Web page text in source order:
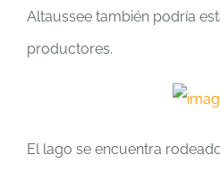
Altaussee también podría
productores.
El lago se encuentra